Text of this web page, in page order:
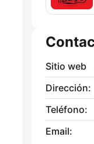
Sitio web
Dirección:
Teléfono:
Email: